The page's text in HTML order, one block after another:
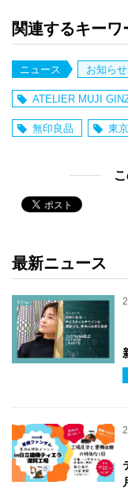
関連するキーワ
ニュース お知らせ
ATELIER MUJI
無印良品 東
最新ニュース